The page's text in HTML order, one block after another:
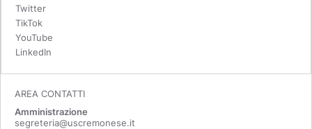
Twitter
TikTok
YouTube
LinkedIn
AREA CONTATTI
Amministrazione
segreteria@uscremonese.it